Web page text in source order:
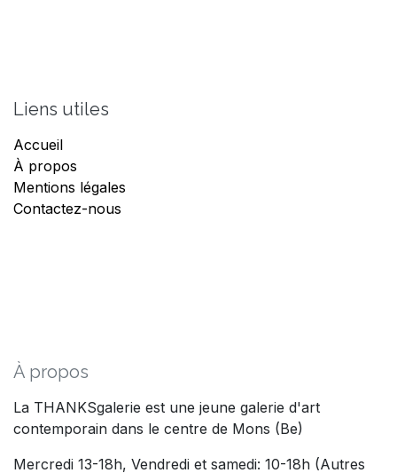
Liens utiles
Accueil
À propos
Mentions légales
Contactez-nous
À propos
La THANKSgalerie est une jeune galerie d'art
contemporain dans le centre de Mons (Be)
Mercredi 13-18h, Vendredi et samedi: 10-18h (Autres